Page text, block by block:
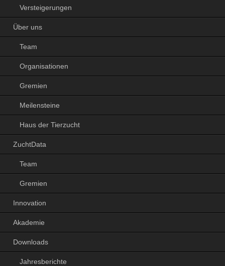
Versteigerungen
Über uns
Team
Organisationen
Gremien
Meilensteine
Haus der Tierzucht
ZuchtData
Team
Gremien
Innovation
Akademie
Downloads
Jahresberichte